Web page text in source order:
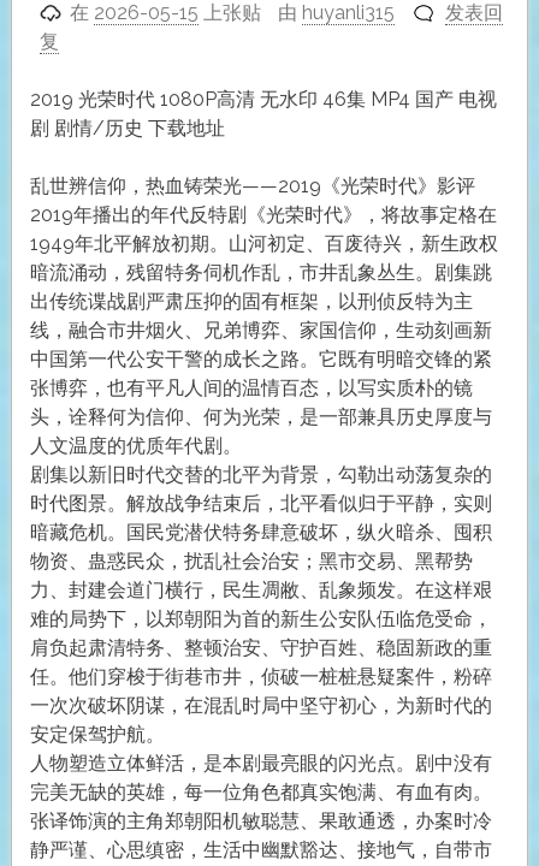
在 2026-05-15 上张贴 由 huyanli315
发表回
复
2019 光荣时代 1080P高清 无水印 46集 MP4 国产 电视
剧 剧情/历史 下载地址
乱世辨信仰，热血铸荣光——2019《光荣时代》影评
2019年播出的年代反特剧《光荣时代》，将故事定格在
1949年北平解放初期。山河初定、百废待兴，新生政权
暗流涌动，残留特务伺机作乱，市井乱象丛生。剧集跳
出传统谍战剧严肃压抑的固有框架，以刑侦反特为主
线，融合市井烟火、兄弟博弈、家国信仰，生动刻画新
中国第一代公安干警的成长之路。它既有明暗交锋的紧
张博弈，也有平凡人间的温情百态，以写实质朴的镜
头，诠释何为信仰、何为光荣，是一部兼具历史厚度与
人文温度的优质年代剧。
剧集以新旧时代交替的北平为背景，勾勒出动荡复杂的
时代图景。解放战争结束后，北平看似归于平静，实则
暗藏危机。国民党潜伏特务肆意破坏，纵火暗杀、囤积
物资、蛊惑民众，扰乱社会治安；黑市交易、黑帮势
力、封建会道门横行，民生凋敝、乱象频发。在这样艰
难的局势下，以郑朝阳为首的新生公安队伍临危受命，
肩负起肃清特务、整顿治安、守护百姓、稳固新政的重
任。他们穿梭于街巷市井，侦破一桩桩悬疑案件，粉碎
一次次破坏阴谋，在混乱时局中坚守初心，为新时代的
安定保驾护航。
人物塑造立体鲜活，是本剧最亮眼的闪光点。剧中没有
完美无缺的英雄，每一位角色都真实饱满、有血有肉。
张译饰演的主角郑朝阳机敏聪慧、果敢通透，办案时冷
静严谨、心思缜密，生活中幽默豁达、接地气，自带市